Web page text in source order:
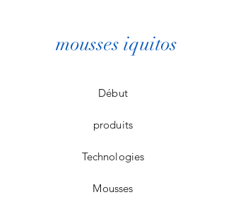
mousses iquitos
Début
produits
Technologies
Mousses